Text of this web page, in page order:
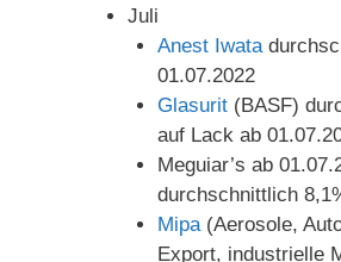
Juli
Anest Iwata
01.07.2022
Glasurit (BASF)
auf Lack ab
Meguiar’s ab
durchschnittlich
Mipa(Aerosole,
Export, industrielle